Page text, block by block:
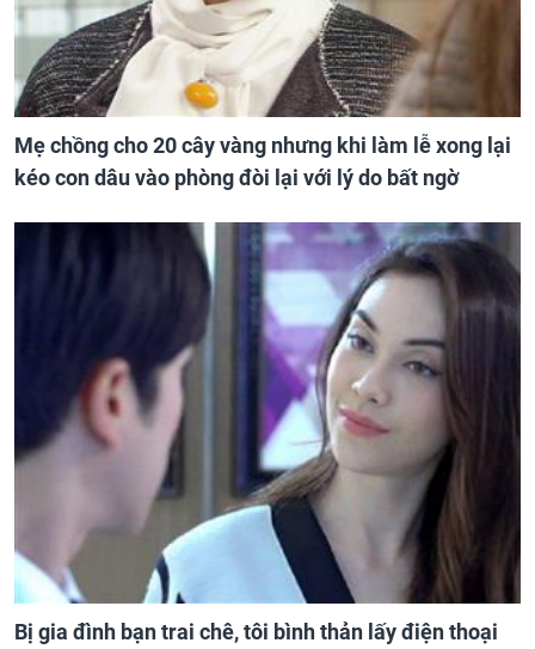
Mẹ chồng cho 20 cây vàng nhưng khi làm lễ xong lại
kéo con dâu vào phòng đòi lại với lý do bất ngờ
Bị gia đình bạn trai chê, tôi bình thản lấy điện thoại